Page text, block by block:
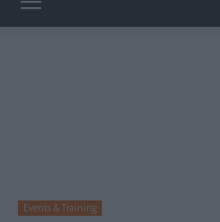
Events & Training